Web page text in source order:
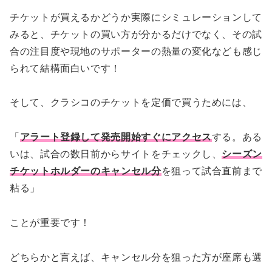
チケットが買えるかどうか実際にシミュレーションして
みると、チケットの買い方が分かるだけでなく、その試
合の注目度や現地のサポーターの熱量の変化なども感じ
られて結構面白いです！
そして、クラシコのチケットを定価で買うためには、
「 アラート登録して発売開始すぐにアクセスする。ある
いは、試合の数日前からサイトをチェックし、シーズン
チケットホルダーのキャンセル分を狙って試合直前まで
粘る」
ことが重要です！
どちらかと言えば、キャンセル分を狙った方が座席も選